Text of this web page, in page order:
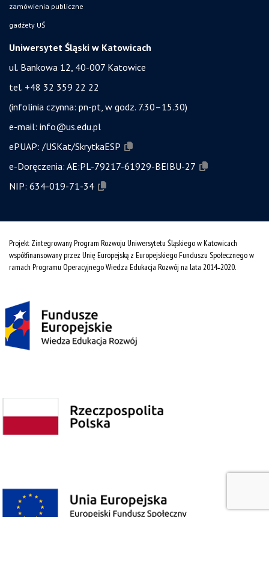
zamówienia publiczne
gadżety UŚ
Uniwersytet Śląski w Katowicach
ul. Bankowa 12, 40-007 Katowice
tel. +48 32 359 22 22
(infolinia czynna: pn-pt, w godz. 7.30–15.30)
e-mail: info@us.edu.pl
ePUAP: /USKat/SkrytkaESP
e-Doręczenia: AE:PL-79217-61929-BEIBU-27
NIP: 634-019-71-34
Projekt Zintegrowany Program Rozwoju Uniwersytetu Śląskiego w Katowicach
współfinansowany przez Unię Europejską z Europejskiego Funduszu Społecznego w
ramach Programu Operacyjnego Wiedza Edukacja Rozwój na lata 2014˗2020.